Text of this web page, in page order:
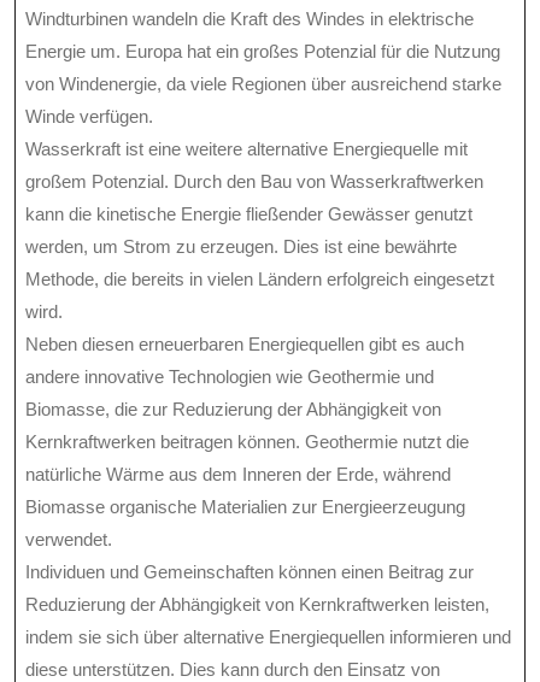
Windturbinen wandeln die Kraft des Windes in elektrische
Energie um. Europa hat ein großes Potenzial für die Nutzung
von Windenergie, da viele Regionen über ausreichend starke
Winde verfügen.
Wasserkraft ist eine weitere alternative Energiequelle mit
großem Potenzial. Durch den Bau von Wasserkraftwerken
kann die kinetische Energie fließender Gewässer genutzt
werden, um Strom zu erzeugen. Dies ist eine bewährte
Methode, die bereits in vielen Ländern erfolgreich eingesetzt
wird.
Neben diesen erneuerbaren Energiequellen gibt es auch
andere innovative Technologien wie Geothermie und
Biomasse, die zur Reduzierung der Abhängigkeit von
Kernkraftwerken beitragen können. Geothermie nutzt die
natürliche Wärme aus dem Inneren der Erde, während
Biomasse organische Materialien zur Energieerzeugung
verwendet.
Individuen und Gemeinschaften können einen Beitrag zur
Reduzierung der Abhängigkeit von Kernkraftwerken leisten,
indem sie sich über alternative Energiequellen informieren und
diese unterstützen. Dies kann durch den Einsatz von